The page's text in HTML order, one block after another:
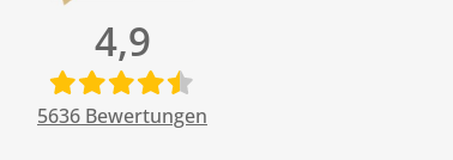
4,9
5636 Bewertungen